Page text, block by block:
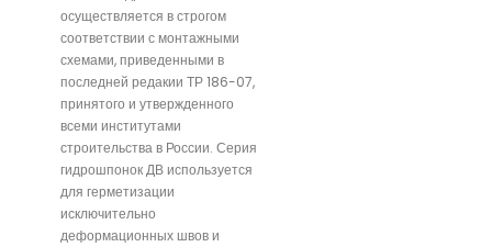
осуществляется в строгом
соответствии с монтажными
схемами, приведенными в
последней редакии ТР 186-07,
принятого и утвержденного
всеми институтами
строительства в России. Серия
гидрошпонок ДВ используется
для герметизации
исключительно
деформационных швов и